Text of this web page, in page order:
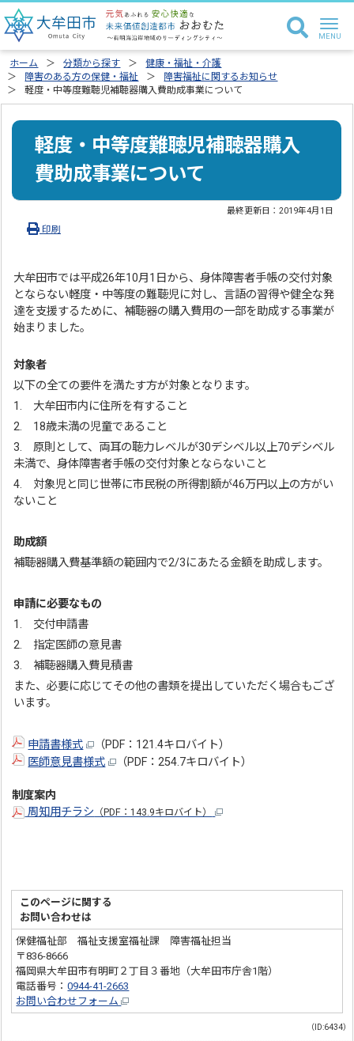
ホーム 分類から探す
健康・福祉・介護
障害のある方の保健・福祉
障害福祉に関するお知らせ
軽度・中等度難聴児補聴器購入費助成事業について
軽度・中等度難聴児補聴器購入
費助成事業について
最終更新日：2019年4月1日
印刷
大牟田市では平成26年10月1日から、身体障害者手帳の交付対象
とならない軽度・中等度の難聴児に対し、言語の習得や健全な発
達を支援するために、補聴器の購入費用の一部を助成する事業が
始まりました。
対象者
以下の全ての要件を満たす方が対象となります。
1. 大牟田市内に住所を有すること
2. 18歳未満の児童であること
3. 原則として、両耳の聴力レベルが30デシベル以上70デシベル
未満で、身体障害者手帳の交付対象とならないこと
4. 対象児と同じ世帯に市民税の所得割額が46万円以上の方がい
ないこと
助成額
補聴器購入費基準額の範囲内で2/3にあたる金額を助成します。
申請に必要なもの
1. 交付申請書
2. 指定医師の意見書
3. 補聴器購入費見積書
また、必要に応じてその他の書類を提出していただく場合もござ
います。
申請書様式
（PDF：121.4キロバイト）
医師意見書様式
（PDF：254.7キロバイト）
制度案内
周知用チラシ
（PDF：143.9キロバイト）
このページに関する
お問い合わせは
保健福祉部 福祉支援室福祉課 障害福祉担当
〒836-8666
福岡県大牟田市有明町２丁目３番地（大牟田市庁舎1階）
電話番号：0944-41-2663
お問い合わせフォーム
（ID:6434）